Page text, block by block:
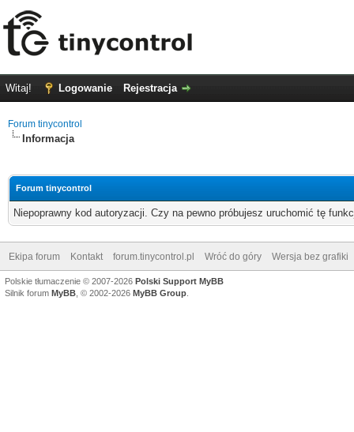
Witaj! Logowanie Rejestracja
Forum tinycontrol
Informacja
Forum tinycontrol
Niepoprawny kod autoryzacji. Czy na pewno próbujesz uruchomić tę
Ekipa forum Kontakt forum.tinycontrol.pl Wróć do góry Wersja bez grafiki
Polskie tłumaczenie © 2007-2026 Polski Support MyBB
Silnik forum MyBB , © 2002-2026 MyBB Group